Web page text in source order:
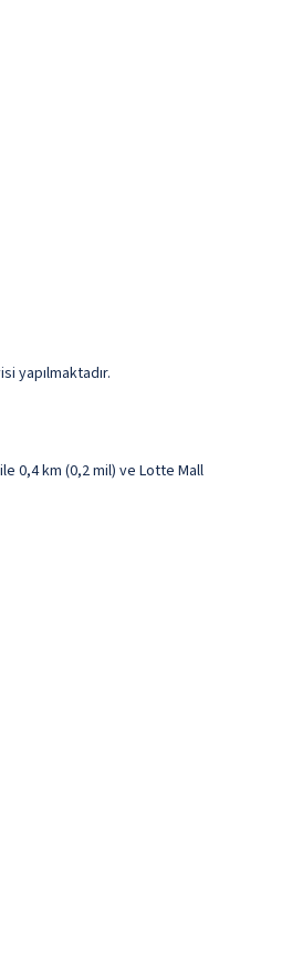
yapılmaktadır.
0,4 km (0,2 mil) ve Lotte Mall